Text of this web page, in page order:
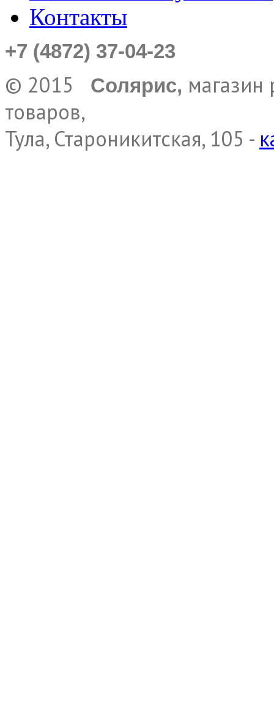
Контакты
+7 (4872) 37-04-23
© 2015 Солярис, магазин
товаров,
Тула, Староникитская, 105 -